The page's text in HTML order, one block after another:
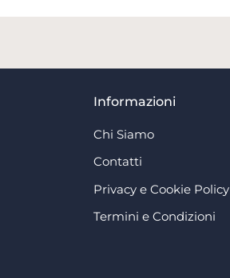
Informazioni
Chi Siamo
Contatti
Privacy e Cookie Policy
Termini e Condizioni